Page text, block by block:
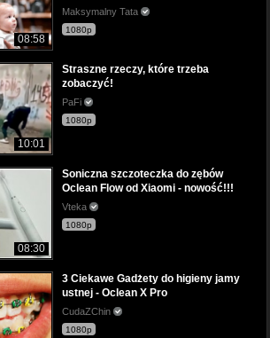
08:58
Maksymalny Tata
1080p
10:01
Straszne rzeczy, które trzeba
zobaczyć!
PaFi
1080p
08:30
Soniczna szczoteczka do zębów
Oclean Flow od Xiaomi - nowość!!!
Vteka
1080p
3 Ciekawe Gadżety do higieny jamy
ustnej - Oclean X Pro
CudaZChin
1080p